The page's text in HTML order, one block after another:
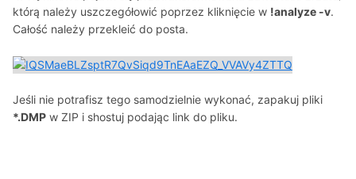
którą należy uszczegółowić poprzez kliknięcie w !analyze -v.
Całość należy przekleić do posta.
Jeśli nie potrafisz tego samodzielnie wykonać, zapakuj pliki
*.DMP w ZIP i shostuj podając link do pliku.